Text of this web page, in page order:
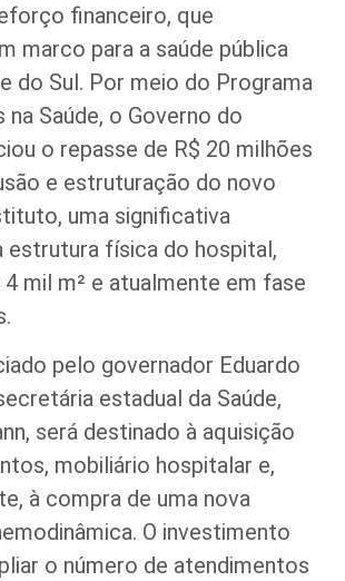
financeiro, que
marco para a saúde pública
do Sul. Por meio do Programa
na Saúde, o Governo do
o repasse de R$ 20 milhões
e estruturação do novo
uma significativa
estrutura física do hospital,
mil m² e atualmente em fase
pelo governador Eduardo
estadual da Saúde,
será destinado à aquisição
mobiliário hospitalar e,
à compra de uma nova
O investimento
o número de atendimentos